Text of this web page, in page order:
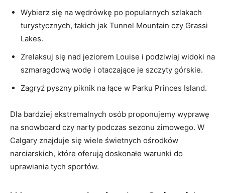
Wybierz się na wędrówkę⁤ po popularnych szlakach
turystycznych, takich jak Tunnel​ Mountain czy Grassi
Lakes.
Zrelaksuj się ‍nad jeziorem Louise i podziwiaj ‌widoki na
‍szmaragdową wodę i⁤ otaczające⁢ je‍ szczyty górskie.
Zagryź pyszny‍ piknik​ na łące w Parku Princes Island.
Dla bardziej ekstremalnych​ osób proponujemy wyprawę
na snowboard czy narty podczas sezonu zimowego. W
Calgary znajduje się wiele świetnych ośrodków
‌narciarskich,‍ które ⁣oferują doskonałe warunki do ​
uprawiania tych sportów.